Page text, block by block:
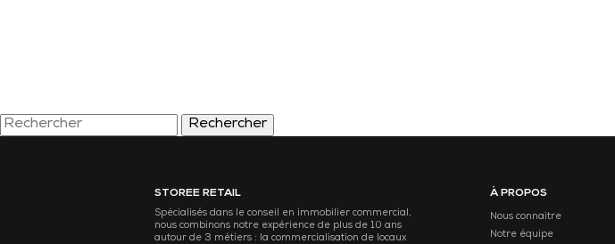
Rechercher
STOREE RETAIL
Spécialisés dans le conseil en immobilier commercial,
nous combinons notre expérience de plus de 10 ans
autour de 3 métiers : la commercialisation de locaux
À PROPOS
Nous connaitre
Notre équipe